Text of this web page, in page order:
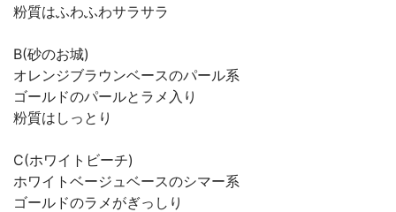
粉質はふわふわサラサラ
B(砂のお城)
オレンジブラウンベースのパール系
ゴールドのパールとラメ入り
粉質はしっとり
C(ホワイトビーチ)
ホワイトベージュベースのシマー系
ゴールドのラメがぎっしり